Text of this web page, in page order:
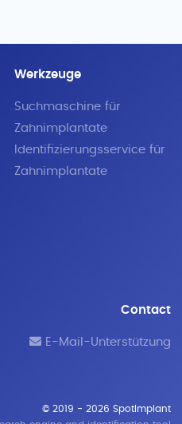
Werkzeuge
Suchmaschine für
Zahnimplantate
Identifizierungsservice für
Zahnimplantate
Contact
E-Mail-Unterstützung
© 2019 - 2026 SpotImplant